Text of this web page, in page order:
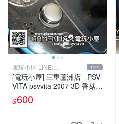
電玩小屋-LINE:
@AHZ5142U
144
[電玩小屋] 三重蘆洲店 - PSV
VITA psvvita 2007 3D 香菇
方向 類比 故障 [維修]
$600